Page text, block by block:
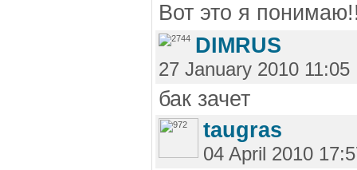
Вот это я
DIMRUS
27 January 2010 11:05
бак зачет
taugras
04 April 2010